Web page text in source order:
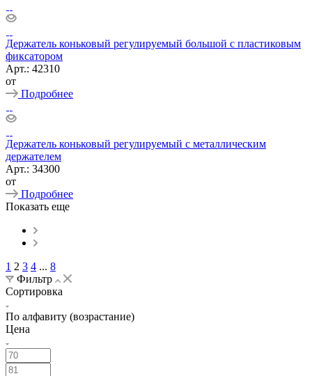
Держатель коньковый регулируемый большой с пластиковым
фиксатором
Арт.: 42310
от
Подробнее
Держатель коньковый регулируемый с металлическим
держателем
Арт.: 34300
от
Подробнее
Показать еще
1 2 3 4 ... 8
Фильтр
Сортировка
По алфавиту (возрастание)
Цена